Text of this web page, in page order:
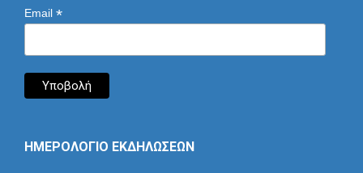
Email *
ΗΜΕΡΟΛΟΓΙΟ ΕΚΔΗΛΩΣΕΩΝ